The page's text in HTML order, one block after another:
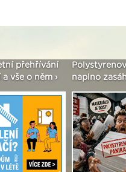
přehřívání
vše o něm ›
naplno